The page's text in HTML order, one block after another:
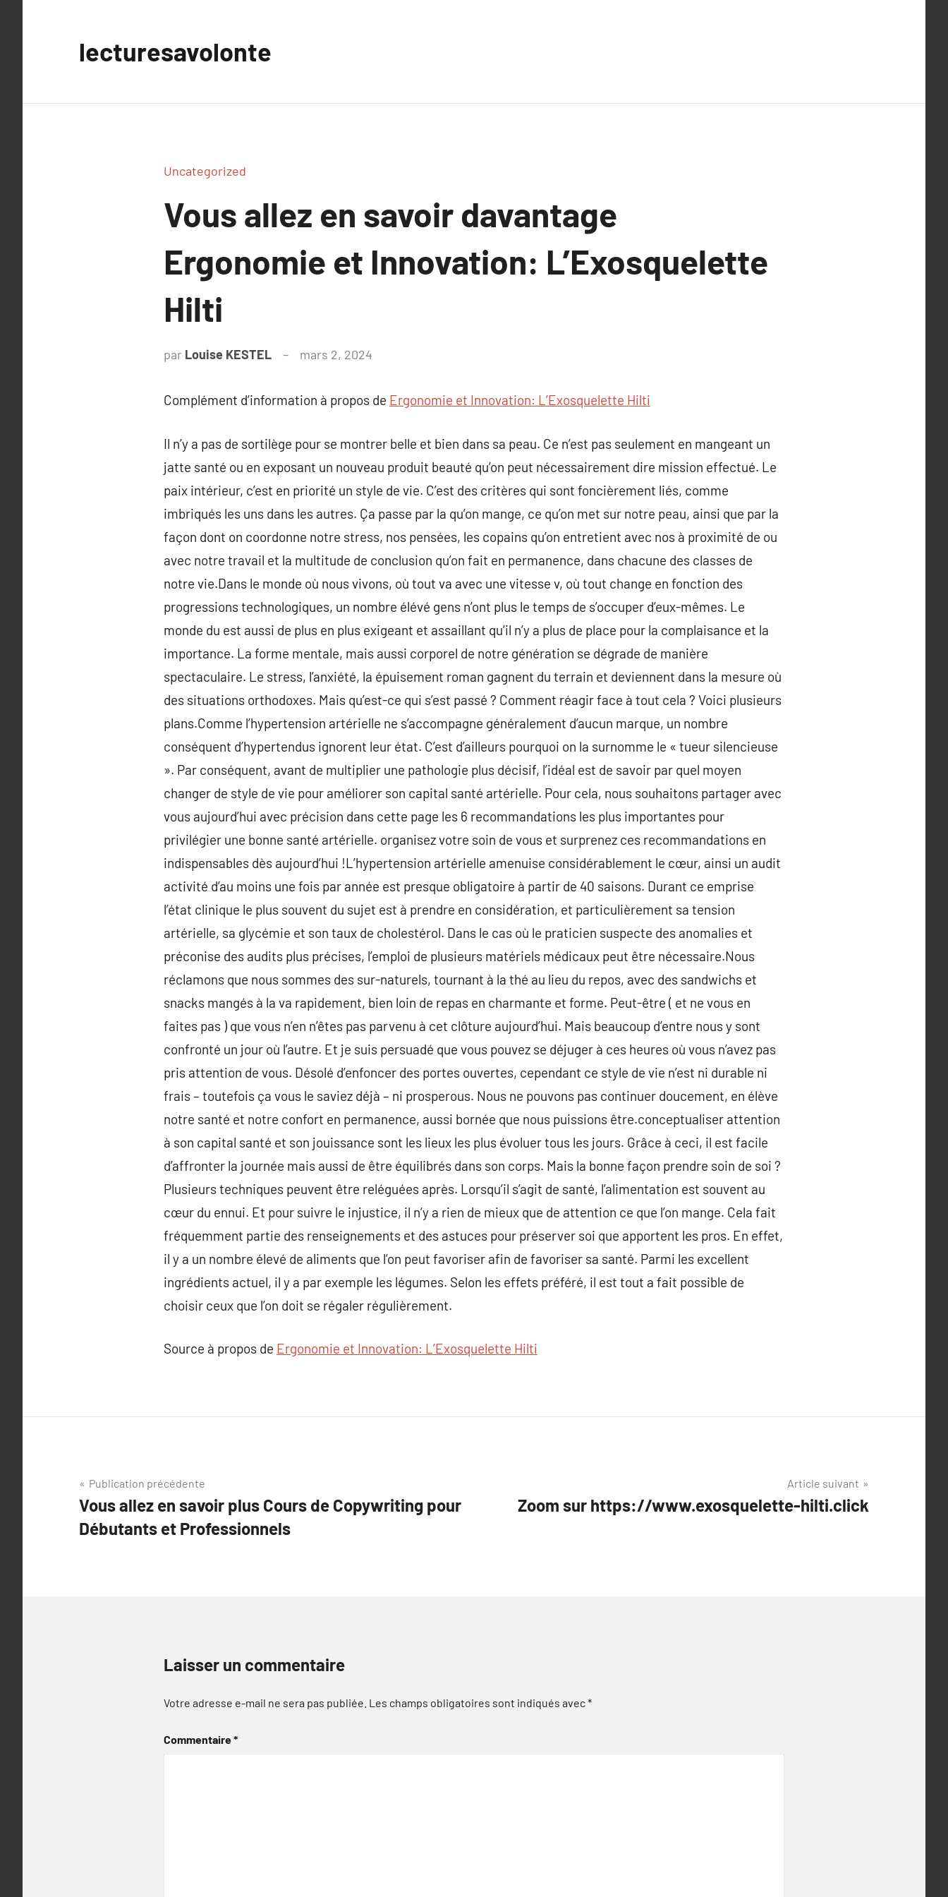
lecturesavolonte
Uncategorized
Vous allez en savoir davantage
Ergonomie et Innovation: L’Exosquelette
Hilti
par Louise KESTEL mars 2, 2024
Complément d’information à propos de Ergonomie et Innovation: L’Exosquelette Hilti
Il n’y a pas de sortilège pour se montrer belle et bien dans sa peau. Ce n’est pas seulement en mangeant un
jatte santé ou en exposant un nouveau produit beauté qu’on peut nécessairement dire mission effectué. Le
paix intérieur, c’est en priorité un style de vie. C’est des critères qui sont foncièrement liés, comme
imbriqués les uns dans les autres. Ça passe par la qu’on mange, ce qu’on met sur notre peau, ainsi que par la
façon dont on coordonne notre stress, nos pensées, les copains qu’on entretient avec nos à proximité de ou
avec notre travail et la multitude de conclusion qu’on fait en permanence, dans chacune des classes de
notre vie.Dans le monde où nous vivons, où tout va avec une vitesse v, où tout change en fonction des
progressions technologiques, un nombre élévé gens n’ont plus le temps de s’occuper d’eux-mêmes. Le
monde du est aussi de plus en plus exigeant et assaillant qu’il n’y a plus de place pour la complaisance et la
importance. La forme mentale, mais aussi corporel de notre génération se dégrade de manière
spectaculaire. Le stress, l’anxiété, la épuisement roman gagnent du terrain et deviennent dans la mesure où
des situations orthodoxes. Mais qu’est-ce qui s’est passé ? Comment réagir face à tout cela ? Voici plusieurs
plans.Comme l’hypertension artérielle ne s’accompagne généralement d’aucun marque, un nombre
conséquent d’hypertendus ignorent leur état. C’est d’ailleurs pourquoi on la surnomme le « tueur silencieuse
». Par conséquent, avant de multiplier une pathologie plus décisif, l’idéal est de savoir par quel moyen
changer de style de vie pour améliorer son capital santé artérielle. Pour cela, nous souhaitons partager avec
vous aujourd’hui avec précision dans cette page les 6 recommandations les plus importantes pour
privilégier une bonne santé artérielle. organisez votre soin de vous et surprenez ces recommandations en
indispensables dès aujourd’hui !L’hypertension artérielle amenuise considérablement le cœur, ainsi un audit
activité d’au moins une fois par année est presque obligatoire à partir de 40 saisons. Durant ce emprise
l’état clinique le plus souvent du sujet est à prendre en considération, et particulièrement sa tension
artérielle, sa glycémie et son taux de cholestérol. Dans le cas où le praticien suspecte des anomalies et
préconise des audits plus précises, l’emploi de plusieurs matériels médicaux peut être nécessaire.Nous
réclamons que nous sommes des sur-naturels, tournant à la thé au lieu du repos, avec des sandwichs et
snacks mangés à la va rapidement, bien loin de repas en charmante et forme. Peut-être ( et ne vous en
faites pas ) que vous n’en n’êtes pas parvenu à cet clôture aujourd’hui. Mais beaucoup d’entre nous y sont
confronté un jour où l’autre. Et je suis persuadé que vous pouvez se déjuger à ces heures où vous n’avez pas
pris attention de vous. Désolé d’enfoncer des portes ouvertes, cependant ce style de vie n’est ni durable ni
frais – toutefois ça vous le saviez déjà – ni prosperous. Nous ne pouvons pas continuer doucement, en élève
notre santé et notre confort en permanence, aussi bornée que nous puissions être.conceptualiser attention
à son capital santé et son jouissance sont les lieux les plus évoluer tous les jours. Grâce à ceci, il est facile
d’affronter la journée mais aussi de être équilibrés dans son corps. Mais la bonne façon prendre soin de soi ?
Plusieurs techniques peuvent être reléguées après. Lorsqu’il s’agit de santé, l’alimentation est souvent au
cœur du ennui. Et pour suivre le injustice, il n’y a rien de mieux que de attention ce que l’on mange. Cela fait
fréquemment partie des renseignements et des astuces pour préserver soi que apportent les pros. En effet,
il y a un nombre élevé de aliments que l’on peut favoriser afin de favoriser sa santé. Parmi les excellent
ingrédients actuel, il y a par exemple les légumes. Selon les effets préféré, il est tout a fait possible de
choisir ceux que l’on doit se régaler régulièrement.
Source à propos de Ergonomie et Innovation: L’Exosquelette Hilti
Navigation
de
l’article
Publication précédente
Vous allez en savoir plus Cours de Copywriting pour
Débutants et Professionnels
Article suivant
Zoom sur https://www.exosquelette-hilti.click
Laisser un commentaire
Votre adresse e-mail ne sera pas publiée. Les champs obligatoires sont indiqués avec*
Commentaire*